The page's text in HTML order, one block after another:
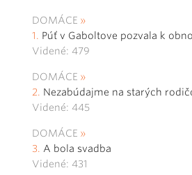
DOMÁCE
Púť v Gaboltove pozvala k
Videné: 479
DOMÁCE
Nezabúdajme na starých
Videné: 445
DOMÁCE
A bola svadba
Videné: 431